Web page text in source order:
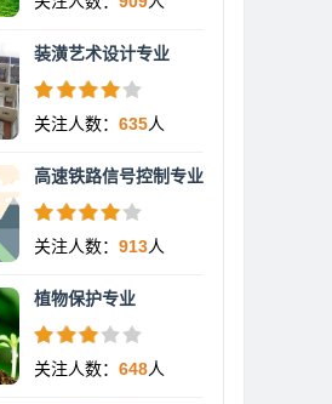
装潢艺术设计专业
关注人数： 635人
高速铁路信号控制专业
关注人数： 913人
植物保护专业
关注人数： 648人